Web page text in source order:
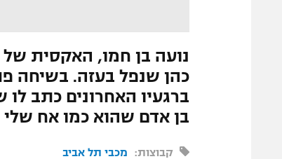
נועה בן חמו, האקסית של
כהן שנפל בעזה. בשיחה
ברגעיו האחרונים כתב
בן אדם שהוא כמו אח
קבוצות: מכבי תל אביב